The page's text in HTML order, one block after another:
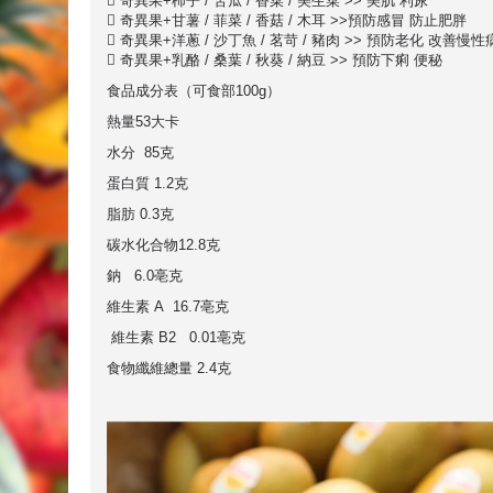
 奇異果+甘薯 / 菲菜 / 香菇 / 木耳 >>預防感冒 防止肥胖
 奇異果+洋蔥 / 沙丁魚 / 茗苛 / 豬肉 >> 預防老化 改善慢性
 奇異果+乳酪 / 桑葉 / 秋葵 / 納豆 >> 預防下痢 便秘
食品成分表（可食部100g）
熱量53大卡
水分 85克
蛋白質 1.2克
脂肪 0.3克
碳水化合物12.8克
鈉 6.0亳克
維生素 A 16.7亳克
維生素 B2 0.01亳克
食物纖維總量 2.4克